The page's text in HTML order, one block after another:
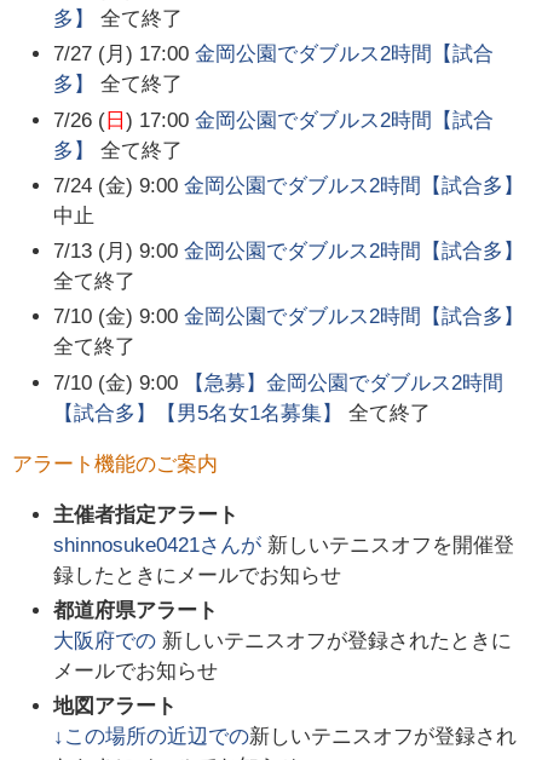
多】
全て終了
7/27 (月) 17:00 金岡公園でダブルス2時間【試合
多】
全て終了
7/26 ( 日) 17:00 金岡公園でダブルス2時間【試合
多】
全て終了
7/24 (金) 9:00 金岡公園でダブルス2時間【試合多】
中止
7/13 (月) 9:00 金岡公園でダブルス2時間【試合多】
全て終了
7/10 (金) 9:00 金岡公園でダブルス2時間【試合多】
全て終了
7/10 (金) 9:00
【急募】金岡公園でダブルス2時間
【試合多】【男5名女1名募集】
全て終了
アラート機能のご案内
主催者指定アラート
shinnosuke0421さんが 新しいテニスオフを開催登
録したときにメールでお知らせ
都道府県アラート
大阪府での 新しいテニスオフが登録されたときに
メールでお知らせ
地図アラート
↓この場所の近辺での新しいテニスオフが登録され